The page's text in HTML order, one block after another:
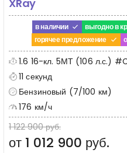
XRay
в наличии
выгодно в
горячее предложение
1.6 16-кл. 5МТ (106 л.с.)
11 секунд
Бензиновый (7/100 км)
176 км/ч
1 122 900 руб.
от 1 012 900 руб.